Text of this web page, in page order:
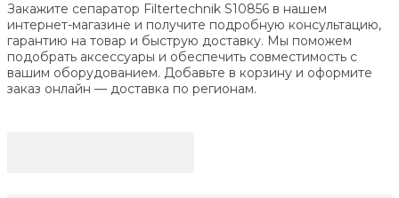
Закажите сепаратор Filtertechnik S10856 в нашем
интернет-магазине и получите подробную консультацию,
гарантию на товар и быструю доставку. Мы поможем
подобрать аксессуары и обеспечить совместимость с
вашим оборудованием. Добавьте в корзину и оформите
заказ онлайн — доставка по регионам.